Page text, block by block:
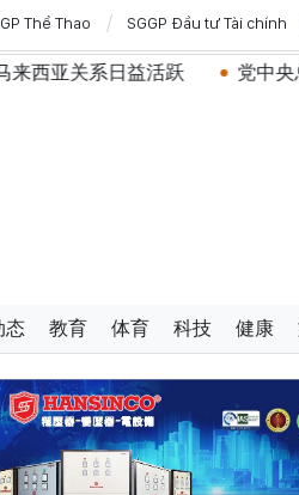
Thể Thao SGGP Đầu tư Tài chính
日益活跃 党中央总书记、
态 教育 体育 科技 健康